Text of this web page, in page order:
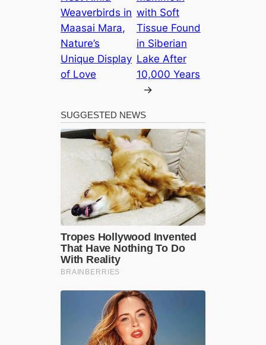
Weaverbirds in
Maasai Mara,
Nature’s
Unique Display
of Love
with Soft
Tissue Found
in Siberian
Lake After
10,000 Years
→